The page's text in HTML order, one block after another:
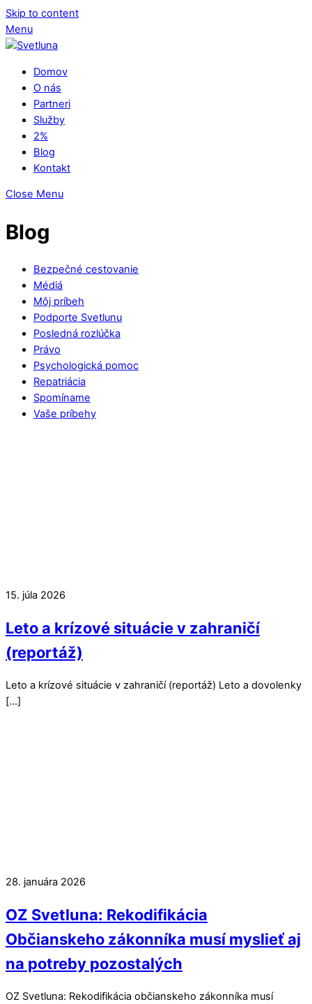
Skip to content
Menu
Domov
O nás
Partneri
Služby
2%
Blog
Kontakt
Close Menu
Blog
Bezpečné cestovanie
Médiá
Môj príbeh
Podporte Svetlunu
Posledná rozlúčka
Právo
Psychologická pomoc
Repatriácia
Spomíname
Vaše príbehy
15. júla 2026
Leto a krízové situácie v zahraničí
(reportáž)
Leto a krízové situácie v zahraničí (reportáž) Leto a dovolenky
[…]
28. januára 2026
OZ Svetluna: Rekodifikácia
Občianskeho zákonníka musí myslieť aj
na potreby pozostalých
OZ Svetluna: Rekodifikácia občianskeho zákonníka musí